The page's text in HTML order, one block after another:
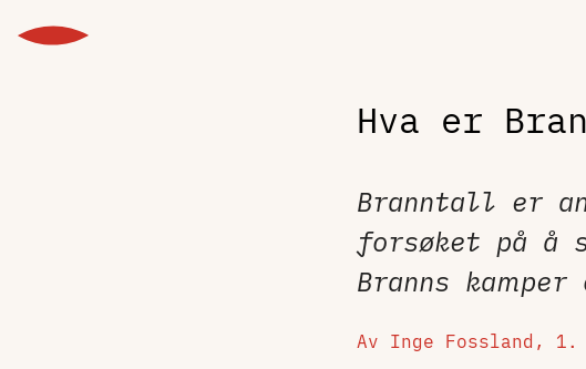
Hva er
Branntall er
forsøket på å
Branns
Av Inge Fossland, 1.